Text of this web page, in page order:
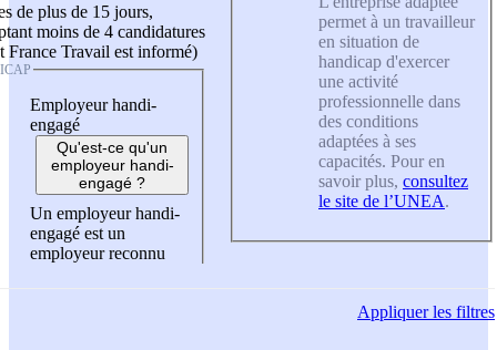
de plus de 15 jours,
moins de 4 candidatures
France Travail est informé)
Employeur handi-
engagé
Qu'est-ce qu'un
employeur handi-
engagé ?
Un employeur handi-
engagé est un
employeur reconnu
permet à un travailleur
en situation de
handicap d'exercer
une activité
professionnelle dans
des conditions
adaptées à ses
capacités. Pour en
savoir plus, consultez
le site de l’UNEA.
Appliquerles filtres